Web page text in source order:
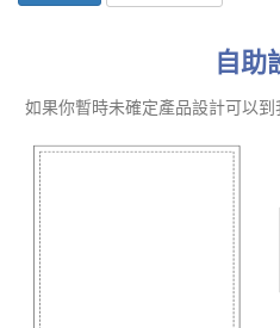
自助
如果你暫時未確定產品設計可以